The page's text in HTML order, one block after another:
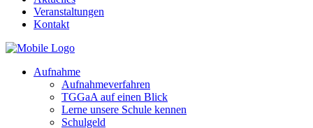
Veranstaltungen
Kontakt
Aufnahme
Aufnahmeverfahren
TGGaA auf einen Blick
Lerne unsere Schule kennen
Schulgeld